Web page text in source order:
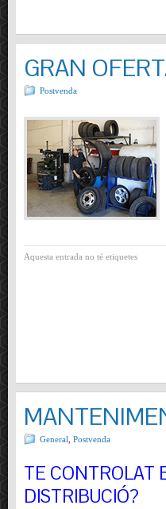
GRAN
Postvenda
Aquesta entrada no té etiquetes
General Postvenda
TE CONTROLAT
DISTRIBUCIÓ?